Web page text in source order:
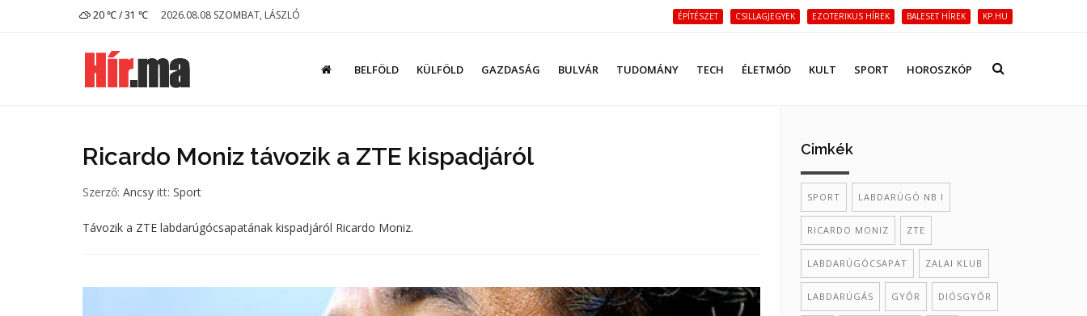
20 ℃ / 31 ℃ 2026.08.08 SZOMBAT, LÁSZLÓ ÉPÍTÉSZET CSILLAGJEGYEK EZOTERIKUS HÍREK BALESET HÍREK KP.HU
BELFÖLD KÜLFÖLD GAZDASÁG BULVÁR TUDOMÁNY TECH ÉLETMÓD KULT SPORT HOROSZKÓP
Ricardo Moniz távozik a ZTE kispadjáról
Szerző: Ancsy itt: Sport
Távozik a ZTE labdarúgócsapatának kispadjáról Ricardo Moniz.
Cimkék
SPORT LABDARÚGÓ NB I
RICARDO MONIZ ZTE
LABDARÚGÓCSAPAT ZALAI KLUB
LABDARÚGÁS GYŐR DIÓSGYŐR